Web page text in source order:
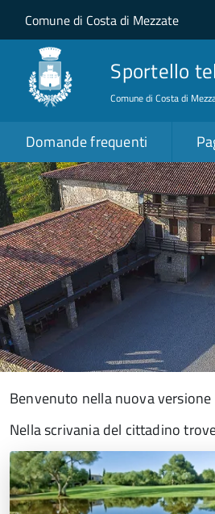
Salta al contenuto principale
Skip to site navigation
Comune di Costa di Mezzate
Sportello
Comune di Costa di
Domande frequenti
Benvenuto nella nuova
Nella scrivania del cittadino